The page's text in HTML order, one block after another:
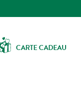
CARTE CADEAU